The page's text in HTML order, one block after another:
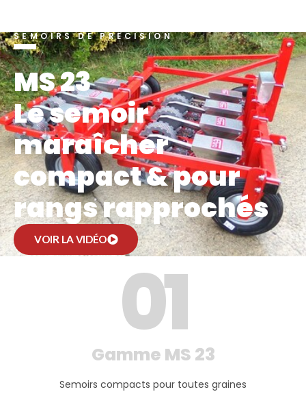
SEMOIRS DE PRÉCISION
MS 23
Le semoir
maraîcher
compact & pour
rangs rapprochés
VOIR LA VIDÉO
Gamme MS 23
01
Semoirs compacts pour toutes graines